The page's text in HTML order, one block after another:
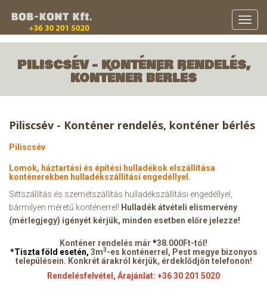
Toggle
PILISCSÉV - KONTÉNER RENDELÉS,
KONTÉNER BÉRLÉS
Piliscsév - Konténer rendelés, konténer bérlés
Piliscsév
Lomok, háztartási és építési hulladékok elszállítása
konténerekben hulladékszállítási engedéllyel.
Sittszállítás és szemétszállítás hulladékszállítási engedéllyel,
bármilyen méretű konténerrel! Hulladék átvételi elismervény
(mérlegjegy) igényét kérjük, minden esetben előre jelezze!
Konténer rendelés már *38.000Ft-tól!
*Tiszta föld esetén, 3m3-es konténerrel, Pest megye bizonyos
településein. Konkrét árakról kérjük, érdeklődjön telefonon!
Rendelésfelvétel, Árajánlat: +36 30 201 5020